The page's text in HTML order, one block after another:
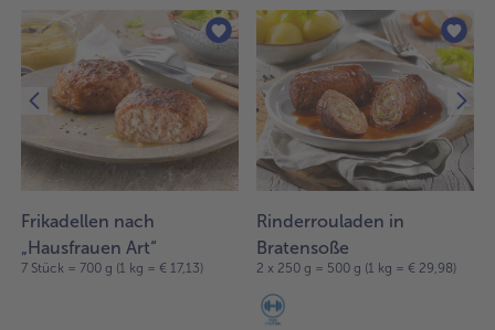
Frikadellen nach
„Hausfrauen Art“
7 Stück = 700 g (1 kg = € 17,13)
Rinderrouladen in
Bratensoße
2 x 250 g = 500 g (1 kg = € 29,98)